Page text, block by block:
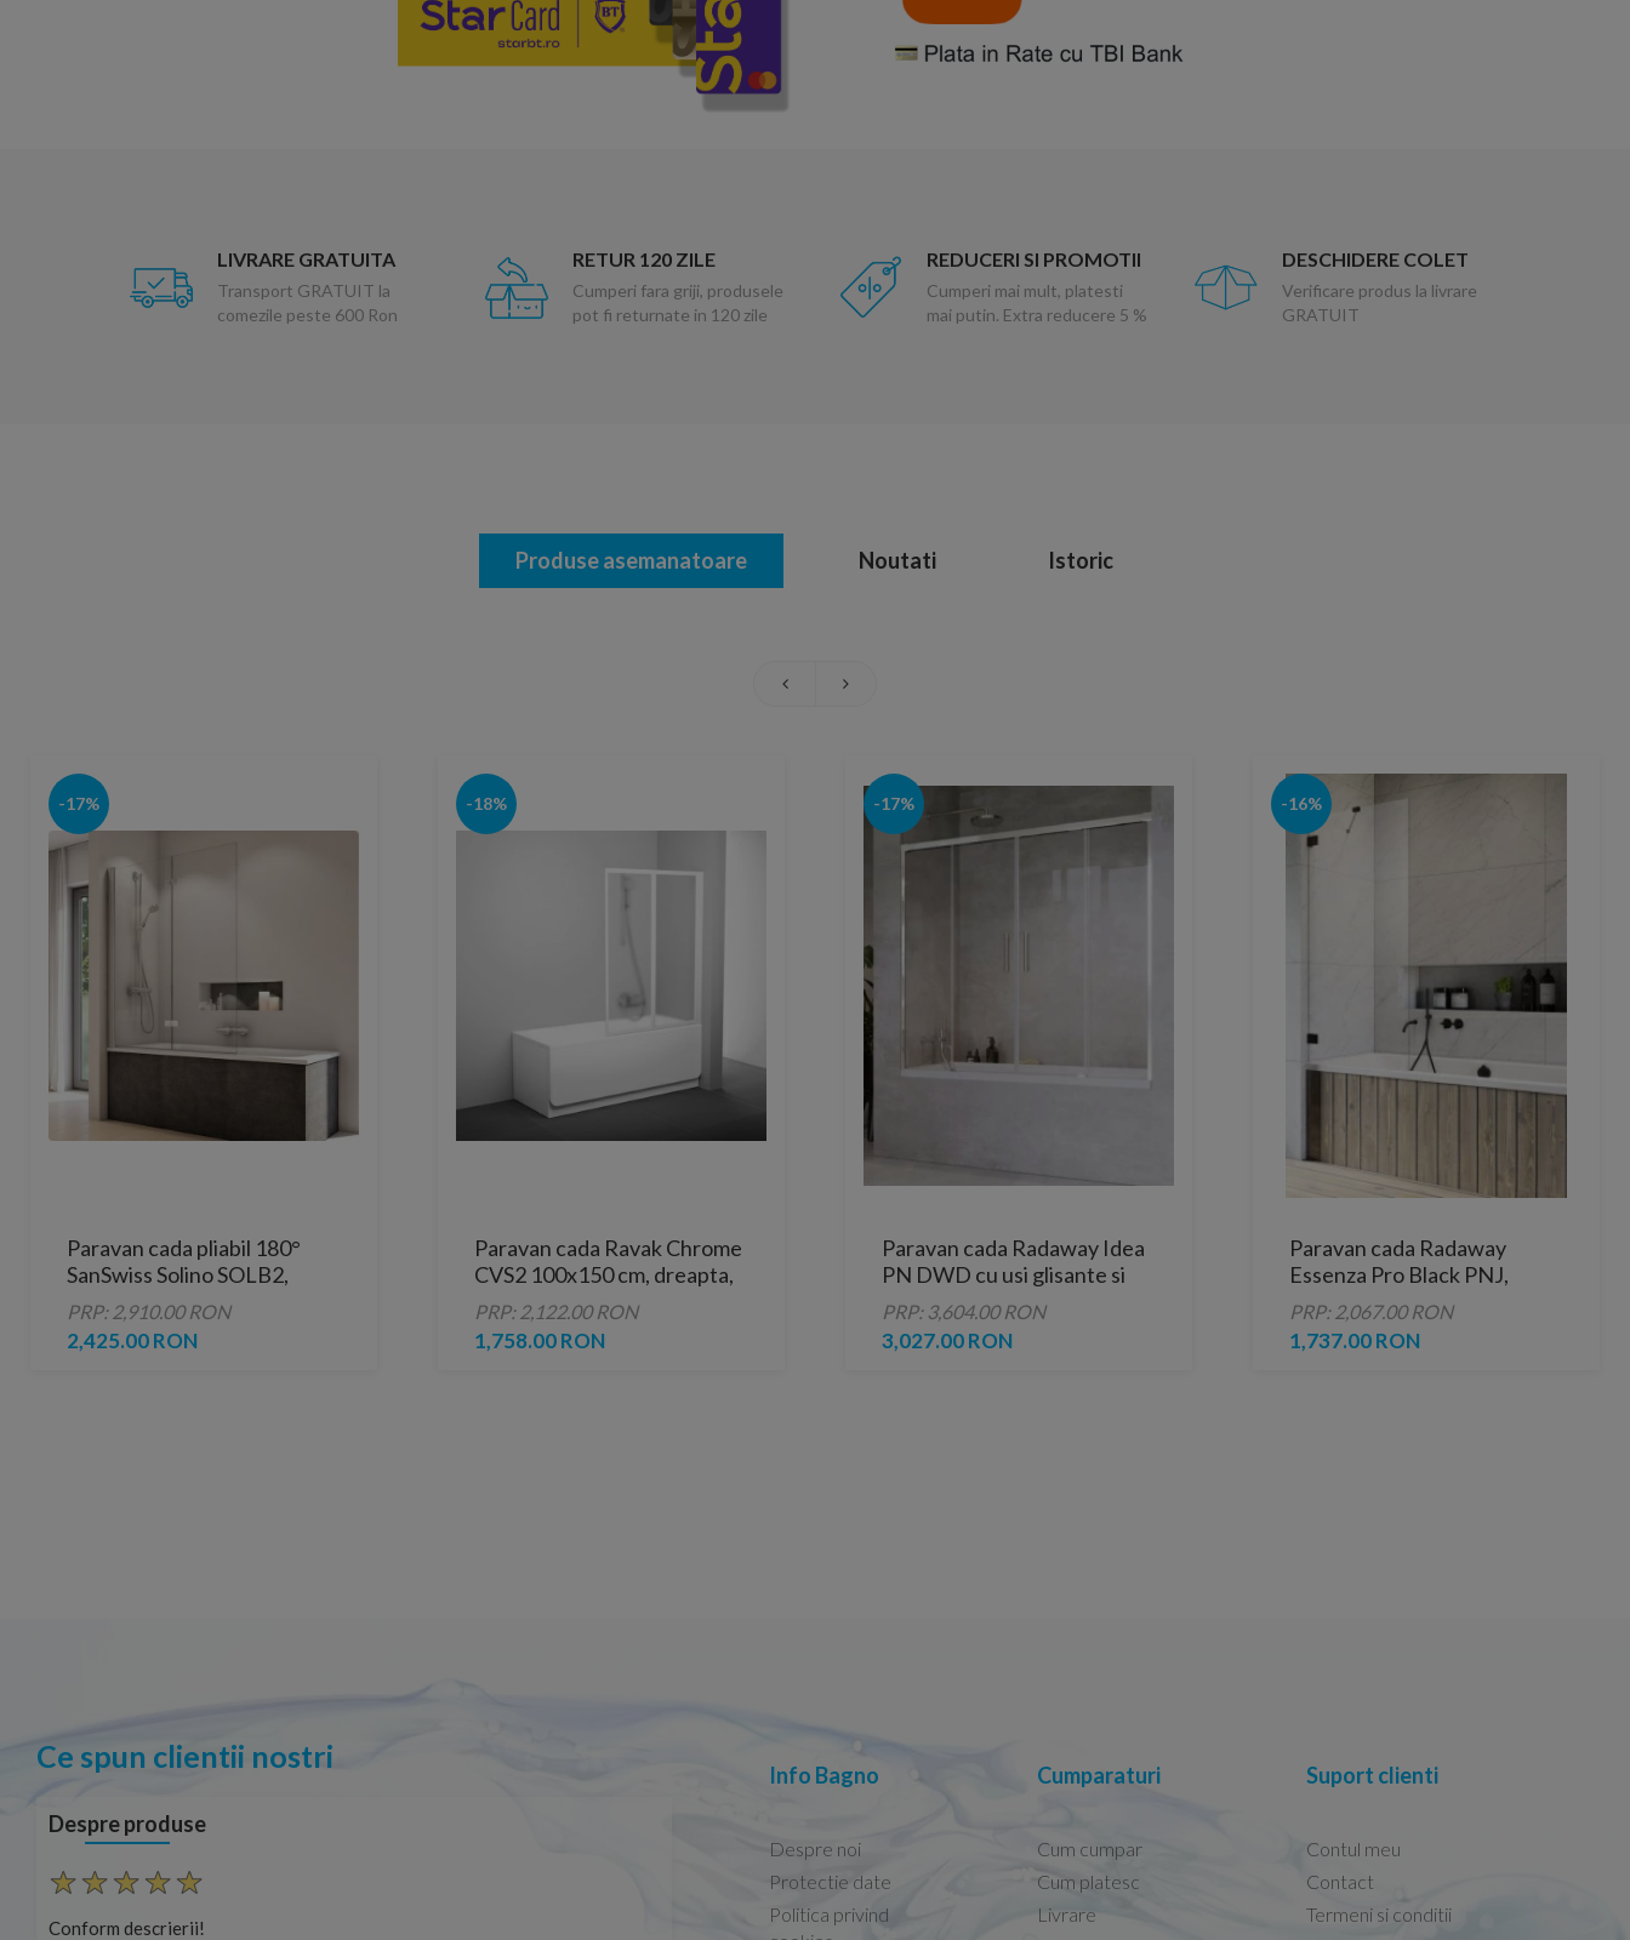
LIVRARE GRATUITA
Transport GRATUIT la
comezile peste 600 Ron
RETUR 120 ZILE
Cumperi fara griji, produsele
pot fi returnate in 120 zile
REDUCERI SI PROMOTII
Cumperi mai mult, platesti
mai putin. Extra reducere 5 %
DESCHIDERE COLET
Verificare produs la livrare
GRATUIT
Produse asemanatoare Noutati Istoric
-17%
Paravan cada pliabil 180°
SanSwiss Solino SOLB2,
100xH150cm
PRP: 2,910.00 RON
2,425.00 RON
-18%
Paravan cada Ravak Chrome
CVS2 100x150 cm, dreapta,
profil alb
PRP: 2,122.00 RON
1,758.00 RON
-17%
Paravan cada Radaway Idea
PN DWD cu usi glisante si
parti fixe 170 cm
PRP: 3,604.00 RON
3,027.00 RON
-16%
Paravan cada Radaway
Essenza Pro Black PNJ,
70xH150 cm
PRP: 2,067.00 RON
1,737.00 RON
Ce spun clientii nostri
Despre produse
Conform descrierii! Conform descrierii! Capacele Grohe sunt de bună calitate și se
Info Bagno
Despre noi
Protectie date
Politica privind
Cumparaturi
Cum cumpar
Cum platesc
Livrare
Suport clienti
Contul meu
Contact
Termeni si conditii